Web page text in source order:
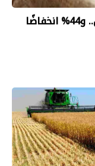
1000 جنيه تراجعًا بأسعار طن الدقيق.. و44% انخفاضًا